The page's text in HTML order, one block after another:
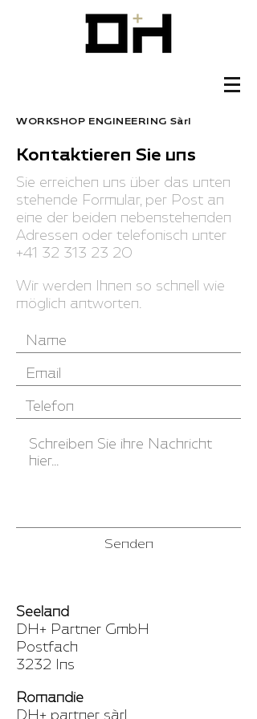
WORKSHOP ENGINEERING Sàrl
Kontaktieren Sie uns
Sie erreichen uns über das unten
stehende Formular, per Post an
eine der beiden nebenstehenden
Adressen oder telefonisch unter
+41 32 313 23 20
Wir werden Ihnen so schnell wie
möglich antworten.
Senden
Seeland
DH+ Partner GmbH
Postfach
3232 Ins
Romandie
DH+ partner sàrl